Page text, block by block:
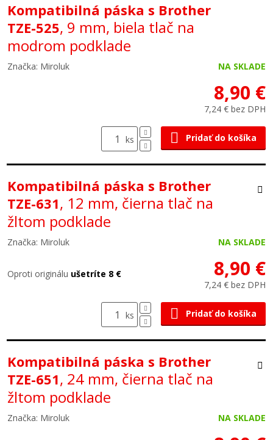
Kompatibilná páska s Brother
TZE-525, 9 mm, biela tlač na
modrom podklade
Značka: Miroluk NA SKLADE
8,90 €
7,24 € bez DPH
ks Pridať do košíka
Kompatibilná páska s Brother
TZE-631, 12 mm, čierna tlač na
žltom podklade
Značka: Miroluk NA SKLADE
Oproti originálu ušetríte 8 € 8,90 €
7,24 € bez DPH
ks Pridať do košíka
Kompatibilná páska s Brother
TZE-651, 24 mm, čierna tlač na
žltom podklade
Značka: Miroluk NA SKLADE